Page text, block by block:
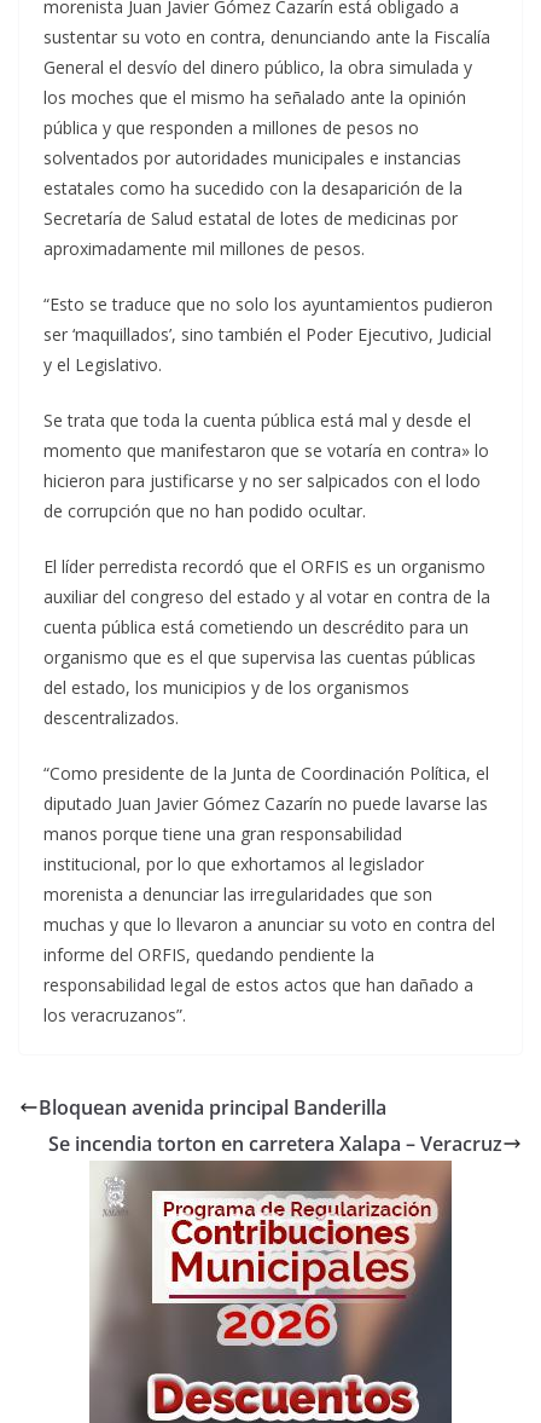
morenista Juan Javier Gómez Cazarín está obligado a
sustentar su voto en contra, denunciando ante la Fiscalía
General el desvío del dinero público, la obra simulada y
los moches que el mismo ha señalado ante la opinión
pública y que responden a millones de pesos no
solventados por autoridades municipales e instancias
estatales como ha sucedido con la desaparición de la
Secretaría de Salud estatal de lotes de medicinas por
aproximadamente mil millones de pesos.
“Esto se traduce que no solo los ayuntamientos pudieron
ser ‘maquillados’, sino también el Poder Ejecutivo, Judicial
y el Legislativo.
Se trata que toda la cuenta pública está mal y desde el
momento que manifestaron que se votaría en contra» lo
hicieron para justificarse y no ser salpicados con el lodo
de corrupción que no han podido ocultar.
El líder perredista recordó que el ORFIS es un organismo
auxiliar del congreso del estado y al votar en contra de la
cuenta pública está cometiendo un descrédito para un
organismo que es el que supervisa las cuentas públicas
del estado, los municipios y de los organismos
descentralizados.
“Como presidente de la Junta de Coordinación Política, el
diputado Juan Javier Gómez Cazarín no puede lavarse las
manos porque tiene una gran responsabilidad
institucional, por lo que exhortamos al legislador
morenista a denunciar las irregularidades que son
muchas y que lo llevaron a anunciar su voto en contra del
informe del ORFIS, quedando pendiente la
responsabilidad legal de estos actos que han dañado a
los veracruzanos”.
Bloquean avenida principal Banderilla
Se incendia torton en carretera Xalapa – Veracruz